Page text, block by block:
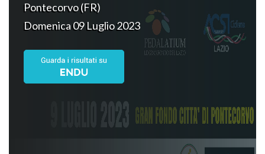
Pontecorvo (FR)
Domenica 09 Luglio 2023